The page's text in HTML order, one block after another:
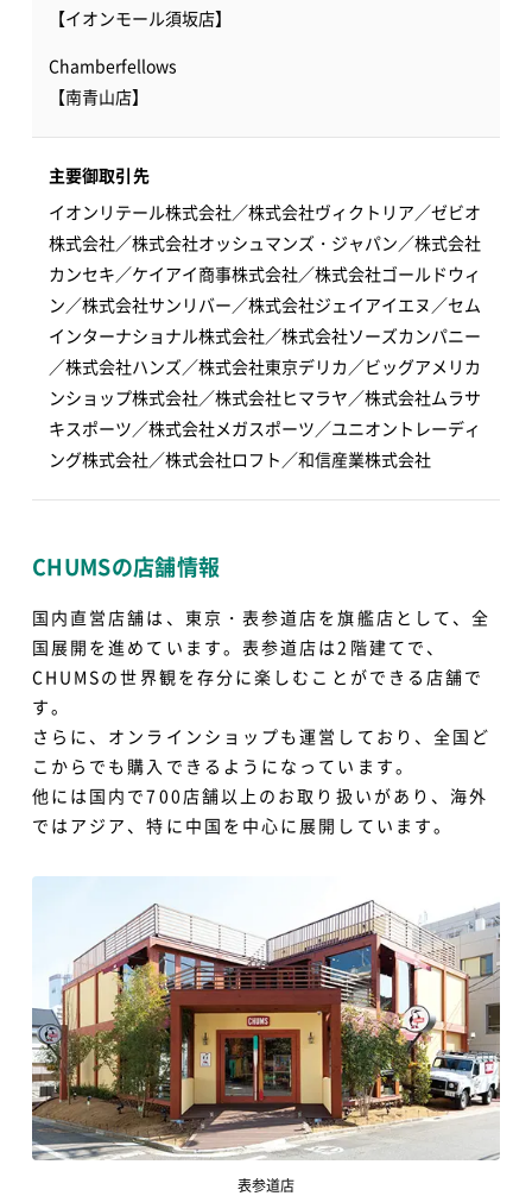
【イオンモール須坂店】
Chamberfellows
【南青山店】
主要御取引先
イオンリテール株式会社／株式会社ヴィクトリア／ゼビオ
株式会社／株式会社オッシュマンズ・ジャパン／株式会社
カンセキ／ケイアイ商事株式会社／株式会社ゴールドウィ
ン／株式会社サンリバー／株式会社ジェイアイエヌ／セム
インターナショナル株式会社／株式会社ソーズカンパニー
／株式会社ハンズ／株式会社東京デリカ／ビッグアメリカ
ンショップ株式会社／株式会社ヒマラヤ／株式会社ムラサ
キスポーツ／株式会社メガスポーツ／ユニオントレーディ
ング株式会社／株式会社ロフト／和信産業株式会社
CHUMSの店舗情報
国内直営店舗は、東京・表参道店を旗艦店として、全
国展開を進めています。表参道店は2階建てで、
CHUMSの世界観を存分に楽しむことができる店舗で
す。
さらに、オンラインショップも運営しており、全国ど
こからでも購入できるようになっています。
他には国内で700店舗以上のお取り扱いがあり、海外
ではアジア、特に中国を中心に展開しています。
表参道店